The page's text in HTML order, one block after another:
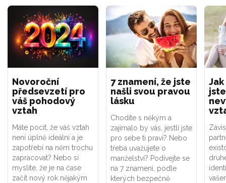
Novoroční
předsevzetí pro
váš pohodový
vztah
Máte pocit, že váš vztah
není úplně ideální a je
zapotřebí na něm trochu
zapracovat? Nebo si
myslíte, že je na čase
začít nový rok nějakým
7 znamení, že jste
našli svou pravou
lásku
Chodíte s někým a
zajímalo by vás, jestli jste
pro sebe ti praví? Nebo
třeba uvažujete o
manželství? Podívejte se
na 7 znamení, podle
kterých bezpečně